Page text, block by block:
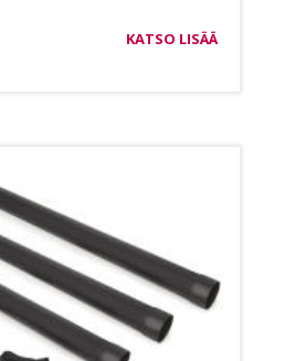
KATSO LISÄÄ